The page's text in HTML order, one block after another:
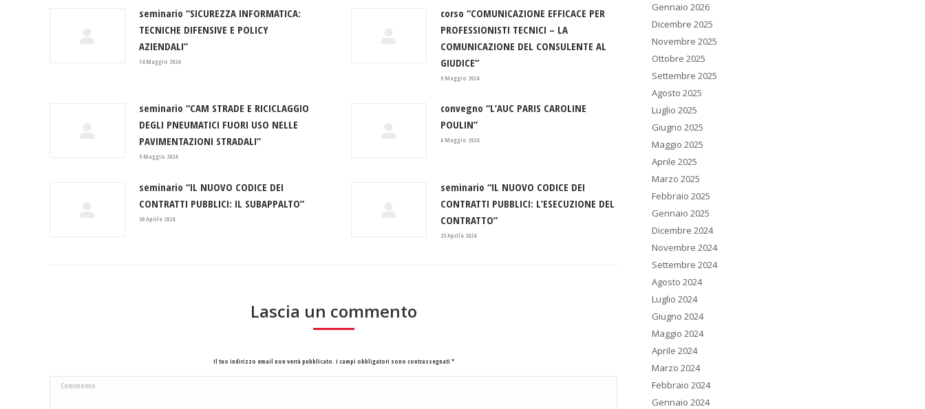
seminario “SICUREZZA INFORMATICA:
TECNICHE DIFENSIVE E POLICY
AZIENDALI”
14 Maggio 2024
corso “COMUNICAZIONE EFFICACE PER
PROFESSIONISTI TECNICI – LA
COMUNICAZIONE DEL CONSULENTE AL
GIUDICE”
9 Maggio 2024
seminario “CAM STRADE E RICICLAGGIO
DEGLI PNEUMATICI FUORI USO NELLE
PAVIMENTAZIONI STRADALI”
9 Maggio 2024
convegno “L’AUC PARIS CAROLINE
POULIN”
6 Maggio 2024
seminario “IL NUOVO CODICE DEI
CONTRATTI PUBBLICI: IL SUBAPPALTO”
30 Aprile 2024
seminario “IL NUOVO CODICE DEI
CONTRATTI PUBBLICI: L’ESECUZIONE DEL
CONTRATTO”
23 Aprile 2024
Lascia un commento
Il tuo indirizzo email non verrà pubblicato. I campi obbligatori sono contrassegnati *
Commento
Gennaio 2026
Dicembre 2025
Novembre 2025
Ottobre 2025
Settembre 2025
Agosto 2025
Luglio 2025
Giugno 2025
Maggio 2025
Aprile 2025
Marzo 2025
Febbraio 2025
Gennaio 2025
Dicembre 2024
Novembre 2024
Settembre 2024
Agosto 2024
Luglio 2024
Giugno 2024
Maggio 2024
Aprile 2024
Marzo 2024
Febbraio 2024
Gennaio 2024